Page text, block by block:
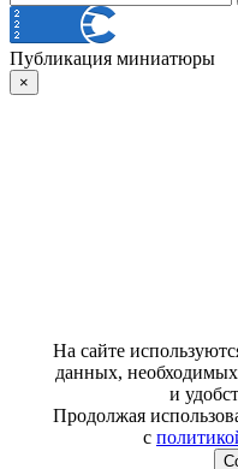
Публикация миниатюры
×
На сайте
данных, необходимых
и
Продолжая
с